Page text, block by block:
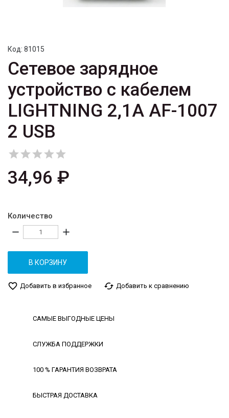
Код: 81015
Сетевое зарядное
устройство с кабелем
LIGHTNING 2,1A AF-1007
2 USB

34,96 ₽
Количество
remove add
В КОРЗИНУ
favorite_border Добавить в избранное cached Добавить к сравнению
САМЫЕ ВЫГОДНЫЕ ЦЕНЫ
СЛУЖБА ПОДДЕРЖКИ
100 % ГАРАНТИЯ ВОЗВРАТА
БЫСТРАЯ ДОСТАВКА